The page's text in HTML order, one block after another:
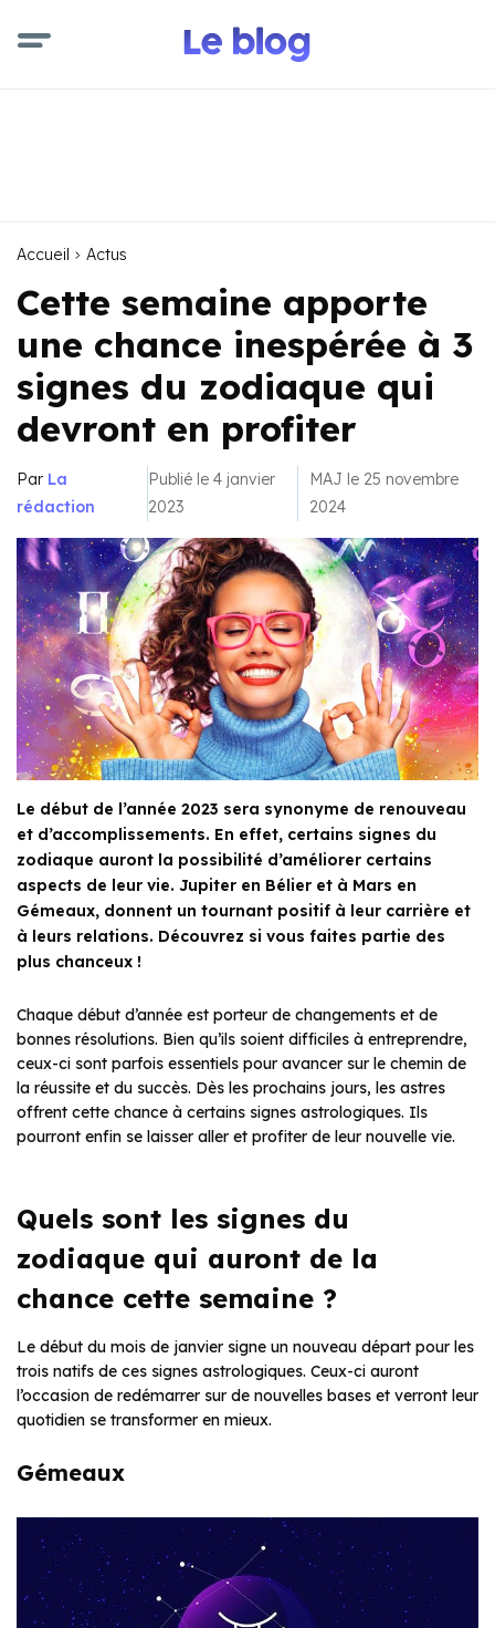
Accueil Actus
Cette semaine apporte
une chance inespérée à 3
signes du zodiaque qui
devront en profiter
Par La
rédaction
Publié le 4 janvier
2023
MAJ le 25 novembre
2024
Le début de l’année 2023 sera synonyme de renouveau
et d’accomplissements. En effet, certains signes du
zodiaque auront la possibilité d’améliorer certains
aspects de leur vie. Jupiter en Bélier et à Mars en
Gémeaux, donnent un tournant positif à leur carrière et
à leurs relations. Découvrez si vous faites partie des
plus chanceux !
Chaque début d’année est porteur de changements et de
bonnes résolutions. Bien qu’ils soient difficiles à entreprendre,
ceux-ci sont parfois essentiels pour avancer sur le chemin de
la réussite et du succès. Dès les prochains jours, les astres
offrent cette chance à certains signes astrologiques. Ils
pourront enfin se laisser aller et profiter de leur nouvelle vie.
Quels sont les signes du
zodiaque qui auront de la
chance cette semaine ?
Le début du mois de janvier signe un nouveau départ pour les
trois natifs de ces signes astrologiques. Ceux-ci auront
l’occasion de redémarrer sur de nouvelles bases et verront leur
quotidien se transformer en mieux.
Gémeaux